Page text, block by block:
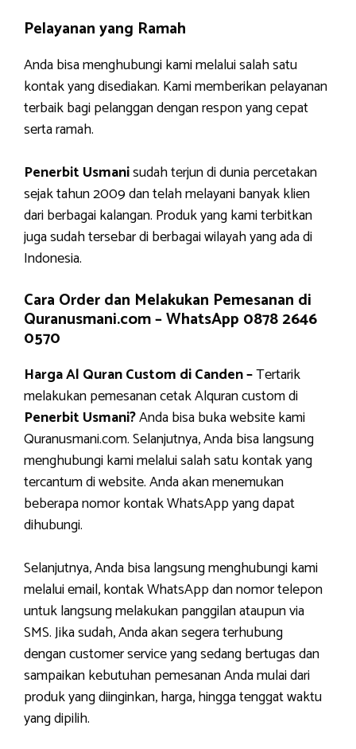
Pelayanan yang Ramah
Anda bisa menghubungi kami melalui salah satu
kontak yang disediakan. Kami memberikan pelayanan
terbaik bagi pelanggan dengan respon yang cepat
serta ramah.
Penerbit Usmanisudah terjun di dunia percetakan
sejak tahun 2009 dan telah melayani banyak klien
dari berbagai kalangan. Produk yang kami terbitkan
juga sudah tersebar di berbagai wilayah yang ada di
Indonesia.
Cara Order dan Melakukan Pemesanan di
Quranusmani.com –WhatsApp 0878 2646
0570
Harga Al Quran Custom di Canden –Tertarik
melakukan pemesanan cetak Alquran custom di
Penerbit Usmani?Anda bisa buka website kami
Quranusmani.com. Selanjutnya, Anda bisa langsung
menghubungi kami melalui salah satu kontak yang
tercantum di website. Anda akan menemukan
beberapa nomor kontak WhatsApp yang dapat
dihubungi.
Selanjutnya, Anda bisa langsung menghubungi kami
melalui email, kontak WhatsApp dan nomor telepon
untuk langsung melakukan panggilan ataupun via
SMS. Jika sudah, Anda akan segera terhubung
dengan customer service yang sedang bertugas dan
sampaikan kebutuhan pemesanan Anda mulai dari
produk yang diinginkan, harga, hingga tenggat waktu
yang dipilih.